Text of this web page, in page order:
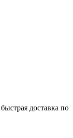
доставка по